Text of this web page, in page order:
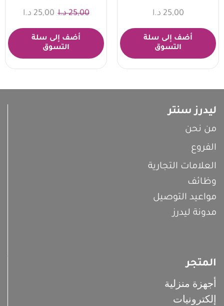
25,00 د.ا
أضف إلى سلة
التسوق
25,00 د.ا 25,00 د.ا
أضف إلى سلة
التسوق
ليدرز سنتر
من نحن
الفروع
العلامات التجارية
وظائف
مواعيد التوصيل
مدونة ليدرز
المتجر
أجهزة منزلية
إلكترونيات